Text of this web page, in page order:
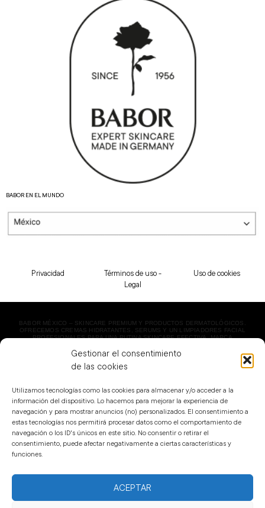
Gestionar el consentimiento
de las cookies
Utilizamos tecnologías como las cookies para almacenar y/o acceder a la
información del dispositivo. Lo hacemos para mejorar la experiencia de
navegación y para mostrar anuncios (no) personalizados. El consentimiento a
estas tecnologías nos permitirá procesar datos como el comportamiento de
navegación o los ID's únicos en este sitio. No consentir o retirar el
consentimiento, puede afectar negativamente a ciertas características y
funciones.
ACEPTAR
BABOR EN EL MUNDO
Privacidad
Términos de uso -
Legal
Uso de cookies
BABOR MÉXICO – SKINCARE PREMIUM Y PRODUCTOS DERMATOLÓGICOS.
OFRECEMOS CREMAS HIDRATANTES, SERUMS Y UN LIMPIADORES FACIAL
PROFESIONALES PARA UNA RUTINA SKINCARE EFECTIVA. MARCA
COPYRIGHT 2023 BABOR MÉXICO | TODOS LOS DERECHOS RESERVADOS.